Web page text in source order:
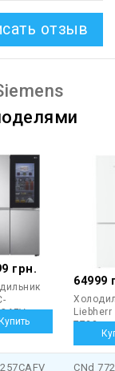
оповещая
двери.
содержимого. В
правильное
оставить
отзыв
грн.
64999
Liebherr
7723
CNd